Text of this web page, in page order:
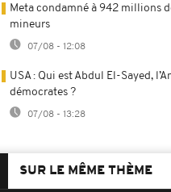
Meta condamné à 942 millions
mineurs
07/08 - 12:08
USA : Qui est Abdul El-Sayed,
démocrates ?
07/08 - 13:28
SUR LE MÊME THÈME